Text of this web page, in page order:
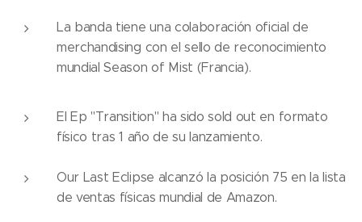
La banda tiene una colaboración oficial de
merchandising con el sello de reconocimiento
mundial Season of Mist (Francia).
El Ep "Transition" ha sido sold out en formato
físico tras 1 año de su lanzamiento.
Our Last Eclipse alcanzó la posición 75 en la lista
de ventas físicas mundial de Amazon.